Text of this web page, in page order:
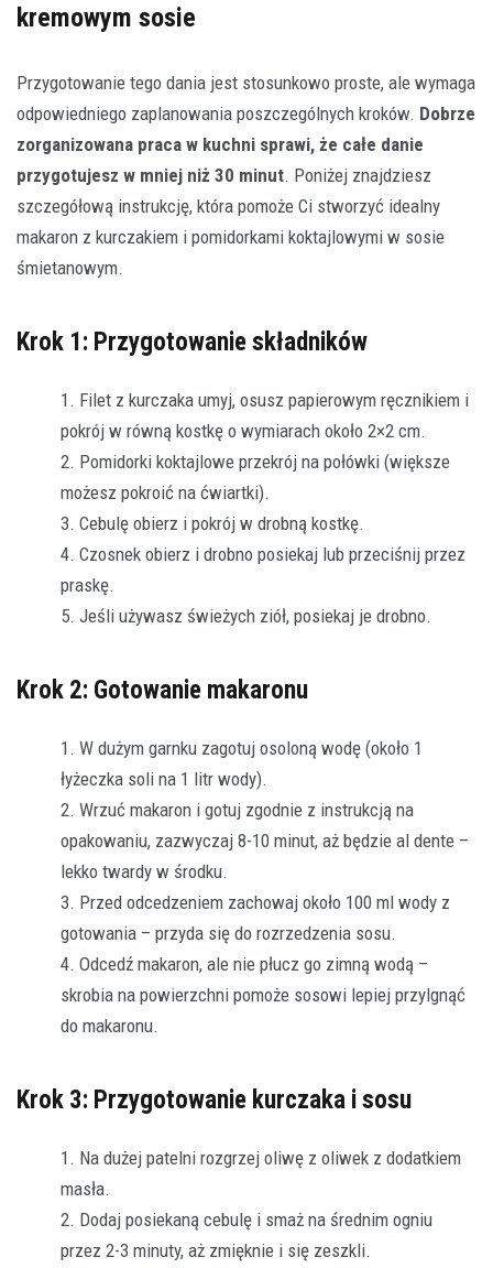
kremowym sosie
Przygotowanie tego dania jest stosunkowo proste, ale wymaga
odpowiedniego zaplanowania poszczególnych kroków. Dobrze
zorganizowana praca w kuchni sprawi, że całe danie
przygotujesz w mniej niż 30 minut. Poniżej znajdziesz
szczegółową instrukcję, która pomoże Ci stworzyć idealny
makaron z kurczakiem i pomidorkami koktajlowymi w sosie
śmietanowym.
Krok 1: Przygotowanie składników
Filet z kurczaka umyj, osusz papierowym ręcznikiem i
pokrój w równą kostkę o wymiarach około 2×2 cm.
Pomidorki koktajlowe przekrój na połówki (większe
możesz pokroić na ćwiartki).
Cebulę obierz i pokrój w drobną kostkę.
Czosnek obierz i drobno posiekaj lub przeciśnij przez
praskę.
Jeśli używasz świeżych ziół, posiekaj je drobno.
Krok 2: Gotowanie makaronu
W dużym garnku zagotuj osoloną wodę (około 1
łyżeczka soli na 1 litr wody).
Wrzuć makaron i gotuj zgodnie z instrukcją na
opakowaniu, zazwyczaj 8-10 minut, aż będzie al dente –
lekko twardy w środku.
Przed odcedzeniem zachowaj około 100 ml wody z
gotowania – przyda się do rozrzedzenia sosu.
Odcedź makaron, ale nie płucz go zimną wodą –
skrobia na powierzchni pomoże sosowi lepiej przylgnąć
do makaronu.
Krok 3: Przygotowanie kurczaka i sosu
Na dużej patelni rozgrzej oliwę z oliwek z dodatkiem
masła.
Dodaj posiekaną cebulę i smaż na średnim ogniu
przez 2-3 minuty, aż zmięknie i się zeszkli.